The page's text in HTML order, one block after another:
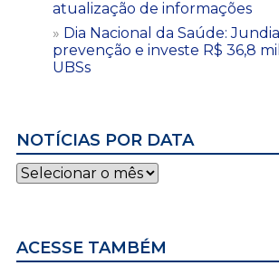
atualização de informações
Dia Nacional da Saúde:
prevenção e investe R$ 36,8
UBSs
NOTÍCIAS POR DATA
Notícias
por
ACESSE TAMBÉM